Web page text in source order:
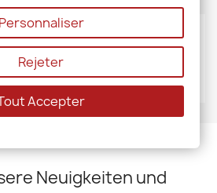
Neuigkeiten und
Personnaliser
Rejeter
Accepter